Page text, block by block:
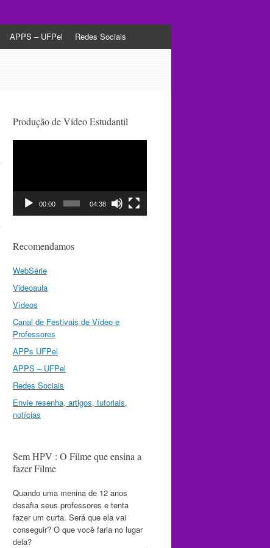
APPS – UFPel Redes Sociais
Produção de Vídeo Estudantil
00:00 04:38
Recomendamos
WebSérie
Videoaula
Vídeos
Canal de Festivais de Vídeo e
Professores
APPs UFPel
APPS – UFPel
Redes Sociais
Envie resenha, artigos, tutoriais,
notícias
Sem HPV : O Filme que ensina a
fazer Filme
Quando uma menina de 12 anos
desafia seus professores e tenta
fazer um curta. Será que ela vai
conseguir? O que você faria no lugar
dela?